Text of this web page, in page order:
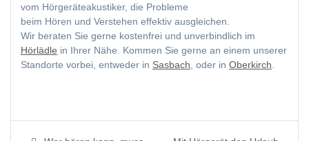
vom Hörgeräteakustiker, die Probleme
beim Hören und Verstehen effektiv ausgleichen.
Wir beraten Sie gerne kostenfrei und unverbindlich im
Hörlädle in Ihrer Nähe. Kommen Sie gerne an einem unserer
Standorte vorbei, entweder in Sasbach , oder in Oberkirch
Beitragsnavigation